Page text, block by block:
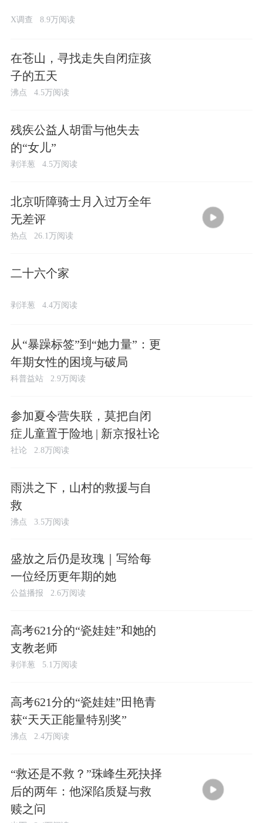
X调查 8.9万阅读
在苍山，寻找走失自闭症孩
子的五天
沸点 4.5万阅读
残疾公益人胡雷与他失去
的“女儿”
剥洋葱 4.5万阅读
北京听障骑士月入过万全年
无差评
热点 26.1万阅读
二十六个家
剥洋葱 4.4万阅读
从“暴躁标签”到“她力量”：更
年期女性的困境与破局
科普益站 2.9万阅读
参加夏令营失联，莫把自闭
症儿童置于险地 | 新京报社论
社论 2.8万阅读
雨洪之下，山村的救援与自
救
沸点 3.5万阅读
盛放之后仍是玫瑰｜写给每
一位经历更年期的她
公益播报 2.6万阅读
高考621分的“瓷娃娃”和她的
支教老师
剥洋葱 5.1万阅读
高考621分的“瓷娃娃”田艳青
获“天天正能量特别奖”
沸点 2.4万阅读
“救还是不救？”珠峰生死抉择
后的两年：他深陷质疑与救
赎之问